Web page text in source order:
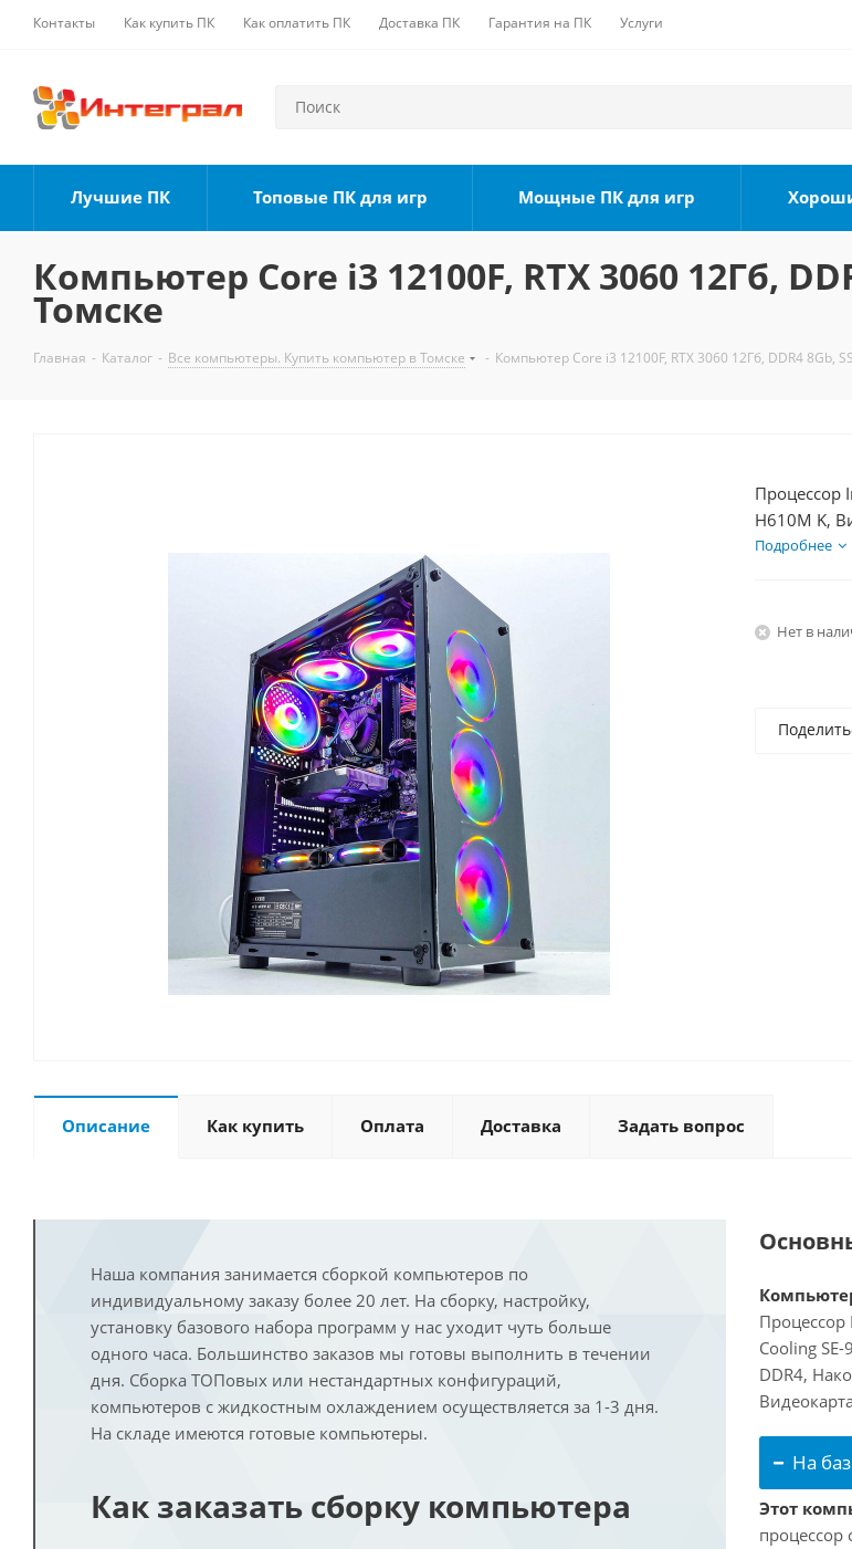
Контакты Как купить ПК Как оплатить ПК Доставка ПК Гарантия на ПК Услуги
Лучшие ПК Топовые ПК для игр Мощные ПК для игр
Компьютер Core i3 12100F, RTX 3060 12Гб,
Томске
Главная - Каталог - Все компьютеры. Купить компьютер в Томске - Компьютер Core i3 12100F, RTX 3060 12Гб, DDR4 8Gb,
Процессор
H610M K,
600Вт
Подробнее
Нет в
Описание Как купить Оплата Доставка Задать вопрос
Наша компания занимается сборкой компьютеров по
индивидуальному заказу более 20 лет. На сборку, настройку,
установку базового набора программ у нас уходит чуть больше
одного часа. Большинство заказов мы готовы выполнить в течении
дня. Сборка ТОПовых или нестандартных конфигураций,
компьютеров с жидкостным охлаждением осуществляется за 1-3 дня.
На складе имеются готовые компьютеры.
Как заказать сборку компьютера
Процессор
Cooling
DDR4,
На
Этот